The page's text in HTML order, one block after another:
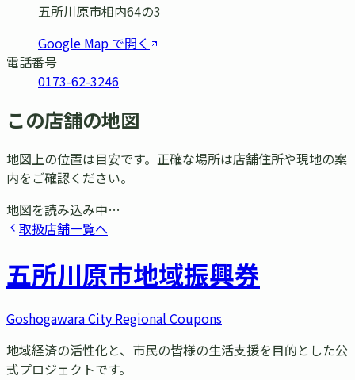
五所川原市相内64の3
Google Map で開く
電話番号
0173-62-3246
この店舗の地図
地図上の位置は目安です。正確な場所は店舗住所や現地の案
内をご確認ください。
地図を読み込み中…
取扱店舗一覧へ
五所川原市地域振興券
Goshogawara City Regional Coupons
地域経済の活性化と、市民の皆様の生活支援を目的とした公
式プロジェクトです。